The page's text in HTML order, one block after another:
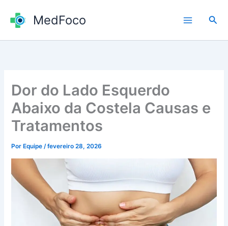
para
conteúdo
MedFoco
Dor do Lado Esquerdo
Abaixo da Costela Causas e
Tratamentos
Por Equipe/fevereiro 28, 2026